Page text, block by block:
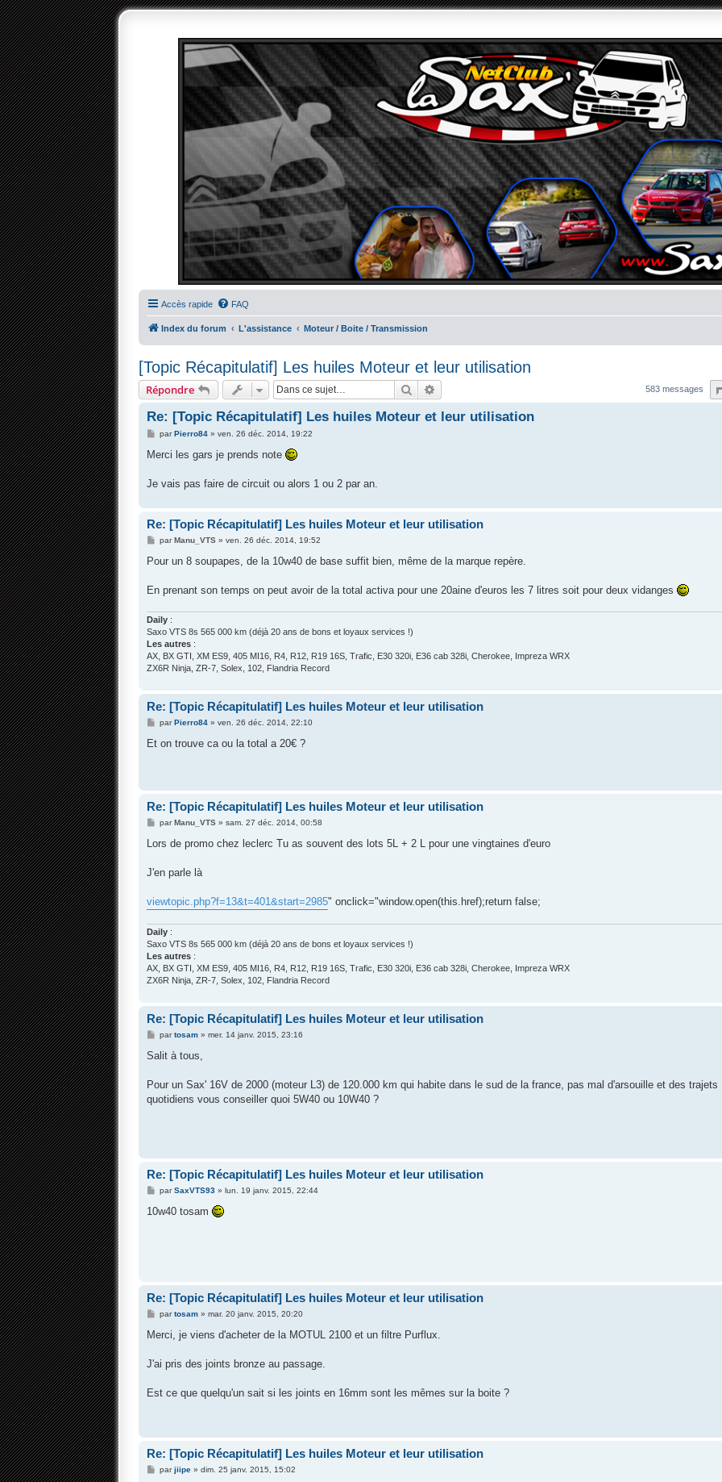
Accès rapide FAQ
Index du forum L'assistance Moteur / Boite / Transmission
[Topic Récapitulatif] Les huiles Moteur et leur utilisation
Répondre Rechercher 583 messages
Re: [Topic Récapitulatif] Les huiles Moteur et leur utilisation
M
s
g
parPierro84» ven. 26 déc. 2014, 19:22
Merci les gars je prends note
Je vais pas faire de circuit ou alors 1 ou 2 par an.
Re: [Topic Récapitulatif] Les huiles Moteur et leur utilisation
M
s
g
parManu_VTS» ven. 26 déc. 2014, 19:52
Pour un 8 soupapes, de la 10w40 de base suffit bien, même de la marque repère.
En prenant son temps on peut avoir de la total activa pour une 20aine d'euros les 7 litres soit pour deux vidanges
Daily :
Saxo VTS 8s 565 000 km (déjà 20 ans de bons et loyaux services !)
Les autres :
AX, BX GTI, XM ES9, 405 MI16, R4, R12, R19 16S, Trafic, E30 320i, E36 cab 328i, Cherokee, Impreza WRX
ZX6R Ninja, ZR-7, Solex, 102, Flandria Record
Re: [Topic Récapitulatif] Les huiles Moteur et leur utilisation
M
s
parPierro84» ven. 26 déc. 2014, 22:10
Et on trouve ca ou la total a 20€ ?
Re: [Topic Récapitulatif] Les huiles Moteur et leur utilisation
M
s
g
parManu_VTS» sam. 27 déc. 2014, 00:58
Lors de promo chez leclerc Tu as souvent des lots 5L + 2 L pour une vingtaines d'euro
J'en parle là
viewtopic.php?f=13&t=401&start=2985" onclick="window.open(this.href);return false;
Daily :
Saxo VTS 8s 565 000 km (déjà 20 ans de bons et loyaux services !)
Les autres :
AX, BX GTI, XM ES9, 405 MI16, R4, R12, R19 16S, Trafic, E30 320i, E36 cab 328i, Cherokee, Impreza WRX
ZX6R Ninja, ZR-7, Solex, 102, Flandria Record
Re: [Topic Récapitulatif] Les huiles Moteur et leur utilisation
M
s
g
partosam» mer. 14 janv. 2015, 23:16
Salit à tous,
Pour un Sax' 16V de 2000 (moteur L3) de 120.000 km qui habite dans le sud de la france, pas mal d'arsouille et des trajets
quotidiens vous conseiller quoi 5W40 ou 10W40 ?
Re: [Topic Récapitulatif] Les huiles Moteur et leur utilisation
M
s
parSaxVTS93» lun. 19 janv. 2015, 22:44
10w40 tosam
Re: [Topic Récapitulatif] Les huiles Moteur et leur utilisation
M
s
g
partosam» mar. 20 janv. 2015, 20:20
Merci, je viens d'acheter de la MOTUL 2100 et un filtre Purflux.
J'ai pris des joints bronze au passage.
Est ce que quelqu'un sait si les joints en 16mm sont les mêmes sur la boite ?
Re: [Topic Récapitulatif] Les huiles Moteur et leur utilisation
Mparjiipe» dim. 25 janv. 2015, 15:02